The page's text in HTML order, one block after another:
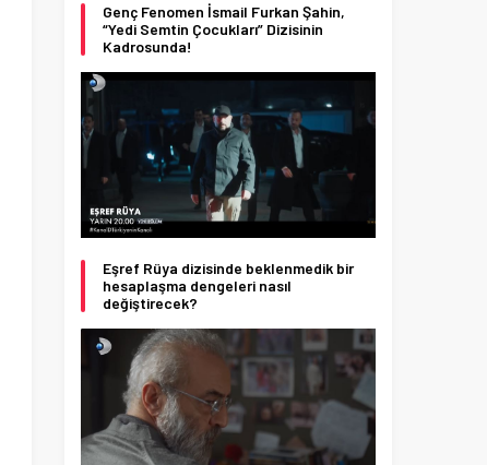
Genç Fenomen İsmail Furkan Şahin,
“Yedi Semtin Çocukları” Dizisinin
Kadrosunda!
Eşref Rüya dizisinde beklenmedik bir
hesaplaşma dengeleri nasıl
değiştirecek?